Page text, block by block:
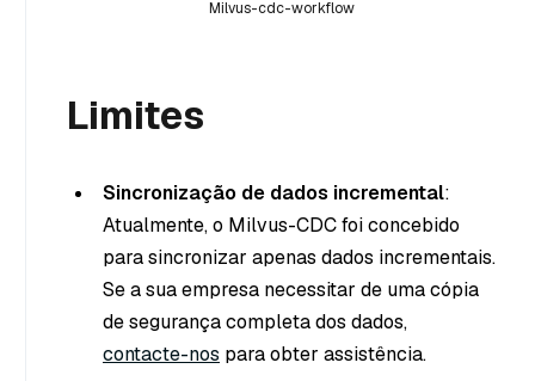
Milvus-cdc-workflow
Limites
Sincronização de dados incremental:
Atualmente, o Milvus-CDC foi concebido
para sincronizar apenas dados incrementais.
Se a sua empresa necessitar de uma cópia
de segurança completa dos dados,
contacte-nos para obter assistência.